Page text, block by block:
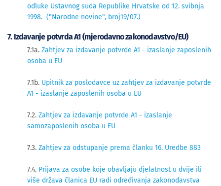
odluke Ustavnog suda Republike Hrvatske od 12. svibnja
1998. ("Narodne novine", broj19/07.)
7. Izdavanje potvrda A1 (mjerodavno zakonodavstvo/EU)
7.1a. Zahtjev za izdavanje potvrde A1 - izaslanje zaposlenih
osoba u EU
7.1b. Upitnik za poslodavce uz zahtjev za izdavanje potvrde
A1 - izaslanje zaposlenih osoba u EU
7.2. Zahtjev za izdavanje potvrde A1 - izaslanje
samozaposlenih osoba u EU
7.3. Zahtjev za odstupanje prema članku 16. Uredbe 883
7.4. Prijava za osobe koje obavljaju djelatnost u dvije ili
više država članica EU radi određivanja zakonodavstva